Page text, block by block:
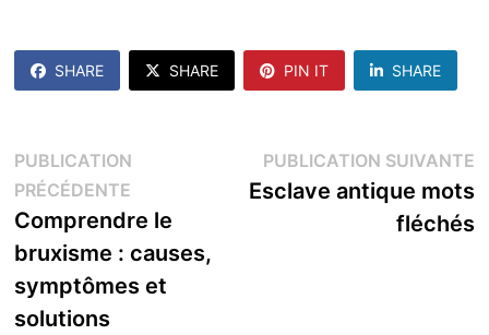
SHARE SHARE PIN IT SHARE
Navigation
de
l’article
PUBLICATION
PRÉCÉDENTEPublication
précédente :
Comprendre le
bruxisme : causes,
symptômes et
solutions
PUBLICATION SUIVANTE
Esclave antique mots
fléchés